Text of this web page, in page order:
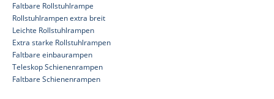
Faltbare Rollstuhlrampe
Rollstuhlrampen extra breit
Leichte Rollstuhlrampen
Extra starke Rollstuhlrampen
Faltbare einbaurampen
Teleskop Schienenrampen
Faltbare Schienenrampen